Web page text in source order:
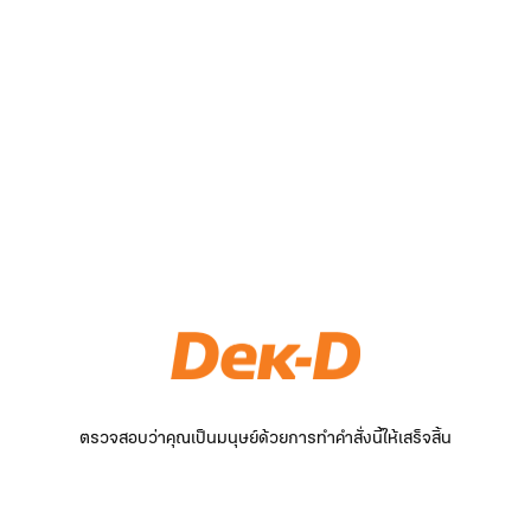
ตรวจสอบว่าคุณเป็นมนุษย์ด้วยการทำคำสั่งนี้ให้เสร็จสิ้น